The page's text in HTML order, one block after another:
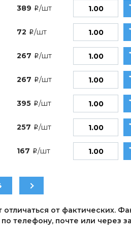
389 i/шт
72 i/шт
267 i/шт
267 i/шт
395 i/шт
257 i/шт
167 i/шт
от фактических.
телефону, почте или через